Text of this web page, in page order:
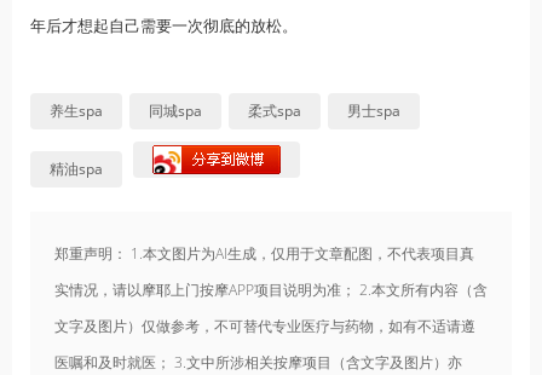
年后才想起自己需要一次彻底的放松。
养生spa 同城spa 柔式spa 男士spa
精油spa
郑重声明： 1.本文图片为AI生成，仅用于文章配图，不代表项目真
实情况，请以摩耶上门按摩APP项目说明为准； 2.本文所有内容（含
文字及图片）仅做参考，不可替代专业医疗与药物，如有不适请遵
医嘱和及时就医； 3.文中所涉相关按摩项目（含文字及图片）亦